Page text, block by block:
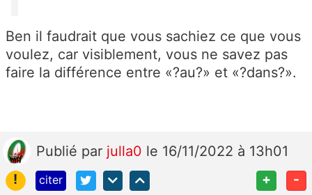
Ben il faudrait que vous sachiez ce que vous
voulez, car visiblement, vous ne savez pas
faire la différence entre «?au?» et «?dans?».
Publié par julla0 le 16/11/2022 à 13h01
!
citer + -